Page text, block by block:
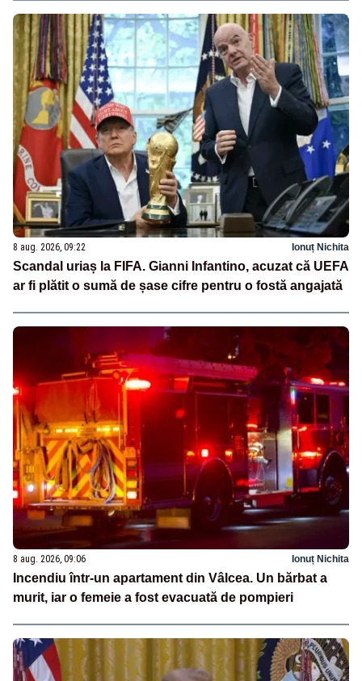
8 aug. 2026, 09:22 Ionuț Nichita
Scandal uriaș la FIFA. Gianni Infantino, acuzat că UEFA
ar fi plătit o sumă de șase cifre pentru o fostă angajată
8 aug. 2026, 09:06 Ionuț Nichita
Incendiu într-un apartament din Vâlcea. Un bărbat a
murit, iar o femeie a fost evacuată de pompieri